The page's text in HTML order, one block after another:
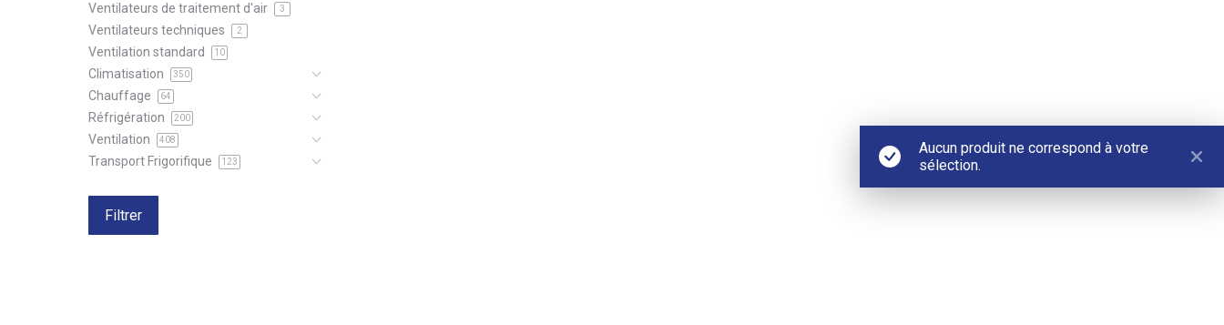
Aucun produit ne correspond à votre
sélection.
Ventilateurs de traitement d'air 3
Ventilateurs techniques 2
Ventilation standard 10
Climatisation 350
Chauffage 64
Réfrigération 200
Ventilation 408
Transport Frigorifique 123
Filtrer